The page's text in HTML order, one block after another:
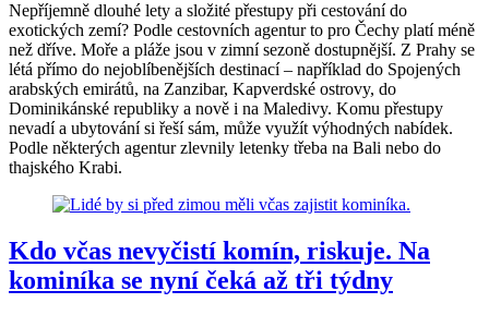
Nepříjemně dlouhé lety a složité přestupy při cestování do
exotických zemí? Podle cestovních agentur to pro Čechy platí méně
než dříve. Moře a pláže jsou v zimní sezoně dostupnější. Z Prahy se
létá přímo do nejoblíbenějších destinací – například do Spojených
arabských emirátů, na Zanzibar, Kapverdské ostrovy, do
Dominikánské republiky a nově i na Maledivy. Komu přestupy
nevadí a ubytování si řeší sám, může využít výhodných nabídek.
Podle některých agentur zlevnily letenky třeba na Bali nebo do
thajského Krabi.
Kdo včas nevyčistí komín, riskuje. Na
kominíka se nyní čeká až tři týdny